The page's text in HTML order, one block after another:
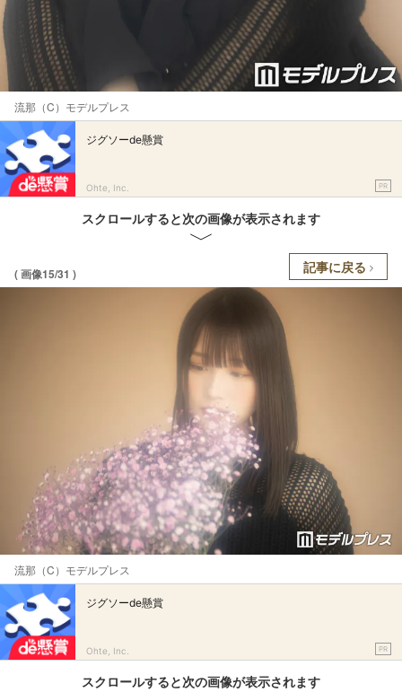
流那（C）モデルプレス
ジグソーde懸賞
Ohte, Inc. PR
スクロールすると次の画像が表示されます
( 画像15/31 ) 記事に戻る
流那（C）モデルプレス
ジグソーde懸賞
Ohte, Inc. PR
スクロールすると次の画像が表示されます